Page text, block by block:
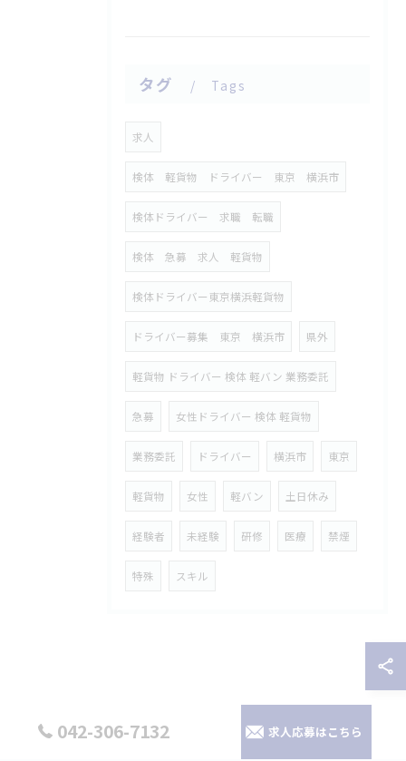
タグ Tags
求人
検体 軽貨物 ドライバー 東京 横浜市
検体ドライバー 求職 転職
検体 急募 求人 軽貨物
検体ドライバー東京横浜軽貨物
ドライバー募集 東京 横浜市 県外
軽貨物 ドライバー 検体 軽バン 業務委託
急募 女性ドライバー 検体 軽貨物
業務委託 ドライバー 横浜市 東京
軽貨物 女性 軽バン 土日休み
経験者 未経験 研修 医療 禁煙
特殊 スキル
042-306-7132 求人応募はこちら